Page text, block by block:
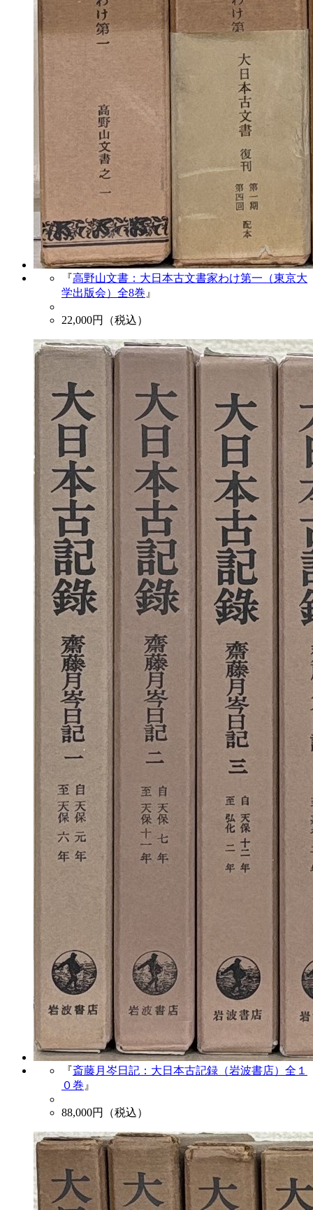
『高野山文書：大日本古文書家わけ第一（東京大
学出版会）全8巻 』
22,000円（税込）
『斎藤月岑日記：大日本古記録（岩波書店）全１
０巻 』
88,000円（税込）